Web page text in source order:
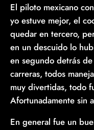
El piloto mexicano
yo estuve mejor, el
quedar en tercero,
en un descuido lo
en segundo detrás
carreras, todos
muy divertidas, todo
Afortunadamente sin
En general fue un